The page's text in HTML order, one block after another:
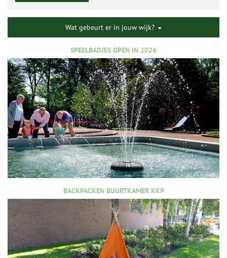
Wat gebeurt er in jouw wijk?
SPEELBADJES OPEN IN 2026
BACKPACKEN BUURTKAMER KKP